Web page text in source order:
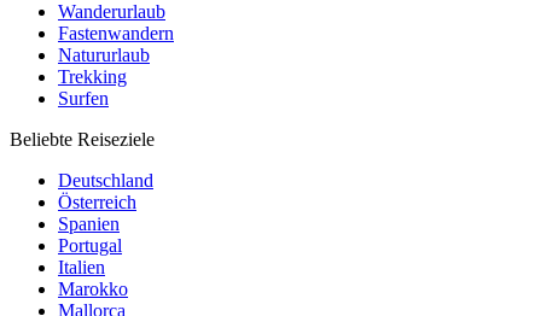
Wanderurlaub
Fastenwandern
Natururlaub
Trekking
Surfen
Beliebte Reiseziele
Deutschland
Österreich
Spanien
Portugal
Italien
Marokko
Mallorca